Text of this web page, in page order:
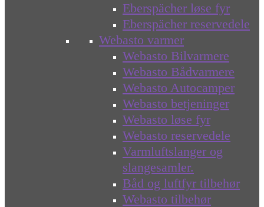
Eberspächer løse fyr
Eberspächer reservedele
Webasto varmer
Webasto Bilvarmere
Webasto Bådvarmere
Webasto Autocamper
Webasto betjeninger
Webasto løse fyr
Webasto reservedele
Varmluftslanger og
slangesamler.
Båd og luftfyr tilbehør
Webasto tilbehør